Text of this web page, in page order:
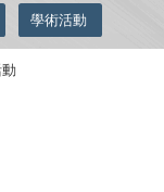
學術活動